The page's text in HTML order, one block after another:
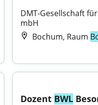
DMT-Gesellschaft
mbH
Bochum, Raum
Dozent BWL